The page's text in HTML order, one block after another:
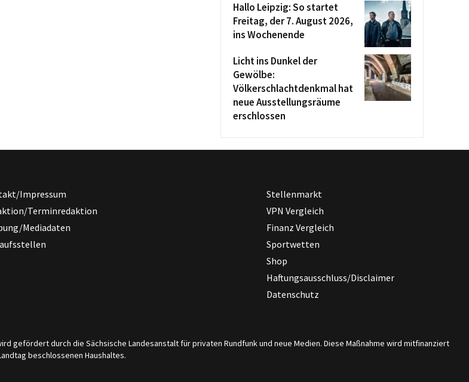
Hallo Leipzig: So startet
Freitag, der 7. August 2026,
ins Wochenende
Licht ins Dunkel der
Gewölbe:
Völkerschlachtdenkmal hat
neue Ausstellungsräume
erschlossen
Impressum
Terminredaktion
Mediadaten
Stellenmarkt
VPN Vergleich
Finanz Vergleich
Sportwetten
Shop
Haftungsausschluss/Disclaimer
Datenschutz
gefördert durch die Sächsische Landesanstalt für privaten Rundfunk und neue Medien. Diese Maßnahme wird mitfinanziert
beschlossenen Haushaltes.